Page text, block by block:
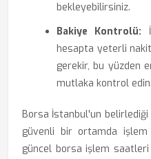
bekleyebilirsiniz.
Bakiye Kontrolü:
hesapta yeterli
gerekir, bu yüzden
mutlaka kontrol edin.
Borsa İstanbul'un belirlediği
güvenli bir ortamda işlem
güncel borsa işlem